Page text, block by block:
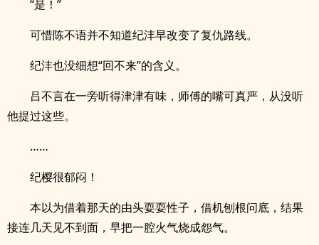
“是！”
可惜陈不语并不知道纪沣早改变了复仇路线。
纪沣也没细想“回不来”的含义。
吕不言在一旁听得津津有味，师傅的嘴可真严，从没听
他提过这些。
……
纪樱很郁闷！
本以为借着那天的由头耍耍性子，借机刨根问底，结果
接连几天见不到面，早把一腔火气烧成怨气。